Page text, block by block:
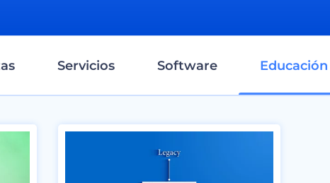
Servicios Software Educación